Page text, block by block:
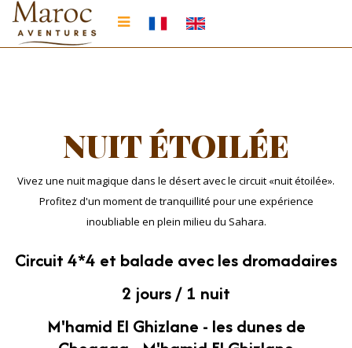
NUIT ÉTOILÉE
Vivez une nuit magique dans le désert avec le circuit «nuit étoilée».
Profitez d'un moment de tranquillité pour une expérience
inoubliable en plein milieu du Sahara.
Circuit 4*4 et balade avec les dromadaires
2 jours / 1 nuit
M'hamid El Ghizlane - les dunes de